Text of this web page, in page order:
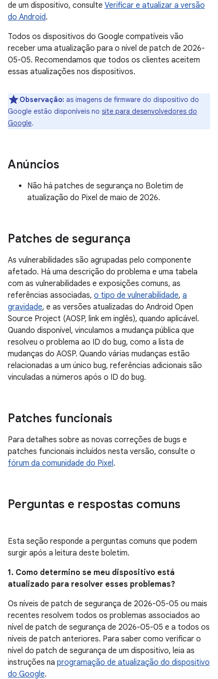
de um dispositivo, consulte Verificar e atualizar a versão
do Android.
Todos os dispositivos do Google compatíveis vão
receber uma atualização para o nível de patch de 2026-
05-05. Recomendamos que todos os clientes aceitem
essas atualizações nos dispositivos.
Observação: as imagens de firmware do dispositivo do
Google estão disponíveis no site para desenvolvedores do
Google.
Anúncios
Não há patches de segurança no Boletim de
atualização do Pixel de maio de 2026.
Patches de segurança
As vulnerabilidades são agrupadas pelo componente
afetado. Há uma descrição do problema e uma tabela
com as vulnerabilidades e exposições comuns, as
referências associadas, o tipo de vulnerabilidade, a
gravidade, e as versões atualizadas do Android Open
Source Project (AOSP, link em inglês), quando aplicável.
Quando disponível, vinculamos a mudança pública que
resolveu o problema ao ID do bug, como a lista de
mudanças do AOSP. Quando várias mudanças estão
relacionadas a um único bug, referências adicionais são
vinculadas a números após o ID do bug.
Patches funcionais
Para detalhes sobre as novas correções de bugs e
patches funcionais incluídos nesta versão, consulte o
fórum da comunidade do Pixel.
Perguntas e respostas comuns
Esta seção responde a perguntas comuns que podem
surgir após a leitura deste boletim.
1. Como determino se meu dispositivo está
atualizado para resolver esses problemas?
Os níveis de patch de segurança de 2026-05-05 ou mais
recentes resolvem todos os problemas associados ao
nível de patch de segurança de 2026-05-05 e a todos os
níveis de patch anteriores. Para saber como verificar o
nível do patch de segurança de um dispositivo, leia as
instruções na programação de atualização do dispositivo
do Google.